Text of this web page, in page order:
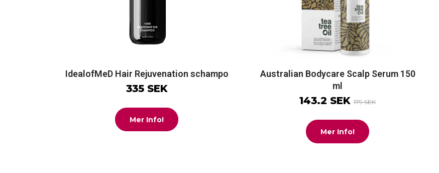
IdealofMeD Hair Rejuvenation schampo
335 SEK
Mer Info!
Australian Bodycare Scalp Serum 150
ml
143.2 SEK 179 SEK
Mer Info!